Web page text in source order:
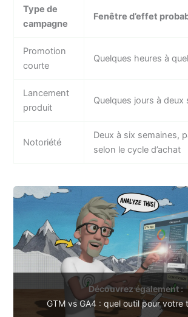
Type de
campagne
Fenêtre d’effet
Promotion
courte
Quelques heures à
Lancement
produit
Quelques jours à deux
Notoriété
Deux à six semaines,
selon le cycle d’achat
Découvrez également :
GTM vs GA4 : quel outil pour votre